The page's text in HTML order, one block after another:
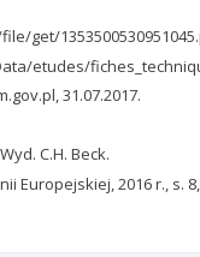
get/
etudes/
31.07.2017.
C.H. Beck.
Europejskiej, 2016 r., s. 8,